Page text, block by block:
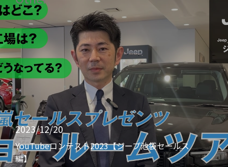
2023/12/20
YouTubeコンテスト2023【ジープ池袋セールス
編】